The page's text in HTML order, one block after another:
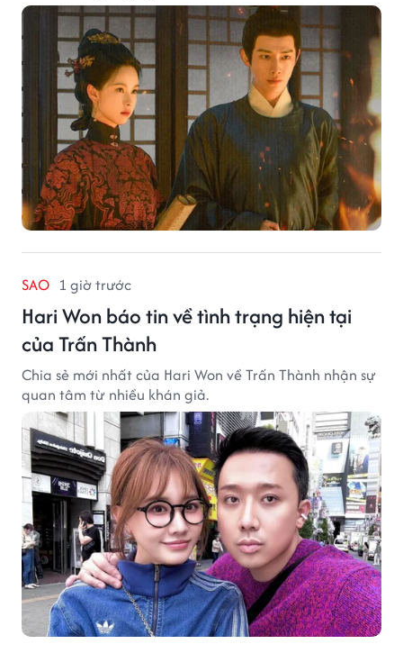
SAO 1 giờ trước
Hari Won báo tin về tình trạng hiện tại
của Trấn Thành
Chia sẻ mới nhất của Hari Won về Trấn Thành nhận sự
quan tâm từ nhiều khán giả.